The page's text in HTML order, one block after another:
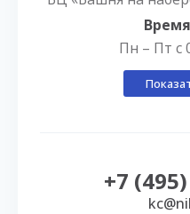
Пн – Пт с
+7